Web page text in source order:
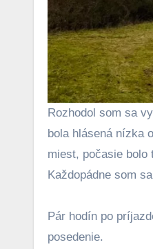
Rozhodol som sa
bola hlásená nízka
miest, počasie bolo
Každopádne som
Pár hodín po
posedenie.